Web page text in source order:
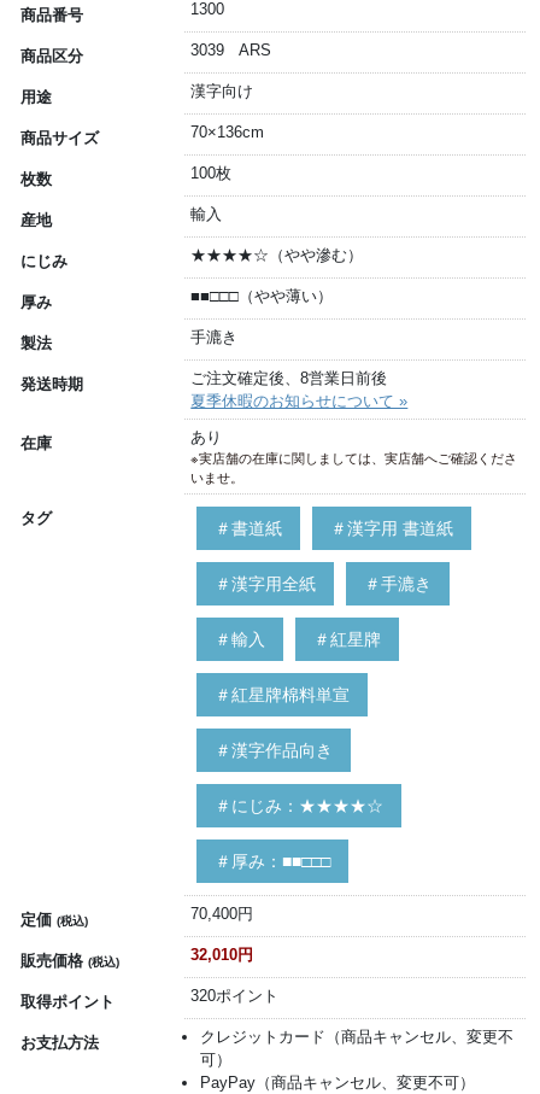
商品番号 1300
商品区分 3039 ARS
用途 漢字向け
商品サイズ 70×136cm
枚数 100枚
産地 輸入
にじみ ★★★★☆（やや滲む）
厚み ■■□□□（やや薄い）
製法 手漉き
発送時期
ご注文確定後、8営業日前後
夏季休暇のお知らせについて »
在庫 あり
※実店舗の在庫に関しましては、実店舗へご確認くださ
いませ。
タグ
＃書道紙 ＃漢字用 書道紙
＃漢字用全紙 ＃手漉き
＃輸入 ＃紅星牌
＃紅星牌棉料単宣
＃漢字作品向き
＃にじみ：★★★★☆
＃厚み：■■□□□
定価 (税込) 70,400円
販売価格 (税込) 32,010円
取得ポイント 320ポイント
お支払方法
クレジットカード（商品キャンセル、変更不
可）
PayPay（商品キャンセル、変更不可）